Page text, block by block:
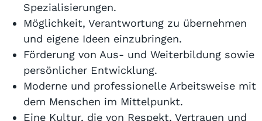
Spezialisierungen.
Möglichkeit, Verantwortung zu übernehmen
und eigene Ideen einzubringen.
Förderung von Aus- und Weiterbildung sowie
persönlicher Entwicklung.
Moderne und professionelle Arbeitsweise mit
dem Menschen im Mittelpunkt.
Eine Kultur, die von Respekt, Vertrauen und